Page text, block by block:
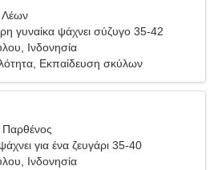
Λέων
γυναίκα ψάχνει σύζυγο 35-42
Ινδονησία
Εκπαίδευση σκύλων
για ένα ζευγάρι 35-40
Ινδονησία